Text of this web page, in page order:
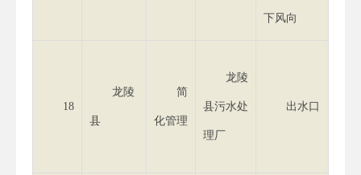
下风向
18
龙陵
县
简
化管理
龙陵
县污水处
理厂
出水口